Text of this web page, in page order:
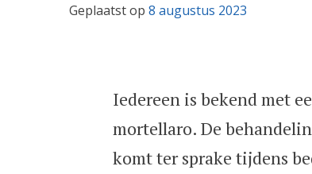
Geplaatst op 8 augustus 2023
Iedereen is bekend met
mortellaro. De
komt ter sprake tijdens